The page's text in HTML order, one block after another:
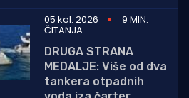
05 kol. 2026
9 MIN.
ČITANJA
DRUGA STRANA
MEDALJE: Više od dva
tankera otpadnih